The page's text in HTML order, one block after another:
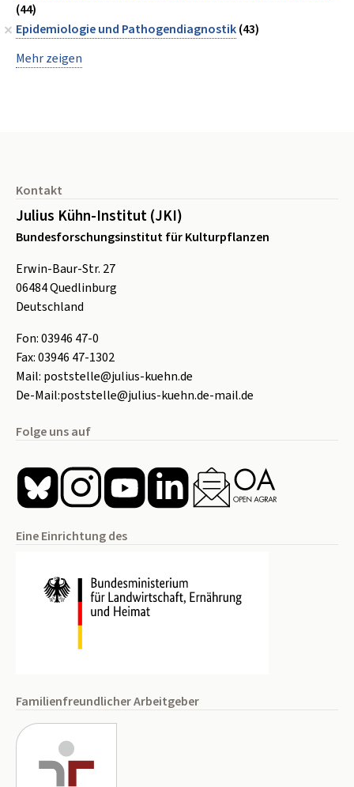
(44)
Epidemiologie und Pathogendiagnostik(43)
Mehr zeigen
Kontakt
Julius Kühn-Institut (JKI)
Bundesforschungsinstitut für Kulturpflanzen
Erwin-Baur-Str. 27
06484Quedlinburg
Deutschland
Fon:03946 47-0
Fax:03946 47-1302
Mail: poststelle@julius-kuehn.de
De-Mail:poststelle@julius-kuehn.de-mail.de
Folge uns auf
Eine Einrichtung des
Familienfreundlicher Arbeitgeber